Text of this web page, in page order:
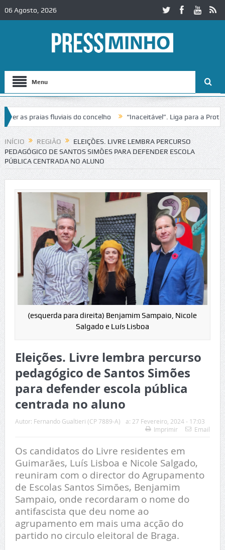
06 Agosto, 2026
Menu
praias fluviais do concelho “Inaceitável”. Liga para a Proteção
de trânsito no IC2 em Alcobaça Igreja do Castelo de
INÍCIO REGIÃO
ELEIÇÕES. LIVRE LEMBRA PERCURSO
PEDAGÓGICO DE SANTOS SIMÕES PARA DEFENDER ESCOLA
PÚBLICA CENTRADA NO ALUNO
(esquerda para direita) Benjamim Sampaio, Nicole
Salgado e Luís Lisboa
Eleições. Livre lembra percurso
pedagógico de Santos Simões
para defender escola pública
centrada no aluno
Autor: Fernando Gualtieri (CP 7889-A) a: 27 Fevereiro, 2024 - 17:03
Imprimir
Email
Os candidatos do Livre residentes em
Guimarães, Luís Lisboa e Nicole Salgado,
reuniram com o director do Agrupamento
de Escolas Santos Simões, Benjamim
Sampaio, onde recordaram o nome do
antifascista que deu nome ao
agrupamento em mais uma acção do
partido no circulo eleitoral de Braga.